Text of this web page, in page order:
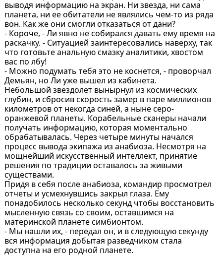
выводя информацию на экран. Ни звезда, ни сама
планета, ни ее обитатели не являлись чем-то из ряда
вон. Как же они смогли отказаться от дани?
- Короче, - Ли явно не собирался давать ему время на
раскачку. - Ситуацией заинтересовались наверху, так
что готовьте анальную смазку аналитики, хвостом
вас по лбу!
- Можно подумать тебя это не коснется, - проворчал
Демьян, но Ли уже вышел из кабинета.
Небольшой звездолет вынырнул из космических
глубин, и сбросив скорость замер в паре миллионов
километров от некогда синей, а ныне серо-
оранжевой планеты. Корабельные сканеры начали
получать информацию, которая моментально
обрабатывалась. Через четыре минуты начался
процесс вывода экипажа из анабиоза. Несмотря на
мощнейший искусственный интеллект, принятие
решения по традиции оставалось за живыми
существами.
Придя в себя после анабиоза, командир просмотрел
отчеты и усмехнувшись закрыл глаза. Ему
понадобилось несколько секунд чтобы восстановить
мысленную связь со своим, оставшимся на
материнской планете симбионтом.
- Мы нашли их, - передал он, и в следующую секунду
вся информация добытая разведчиком стала
доступна на его родной планете.